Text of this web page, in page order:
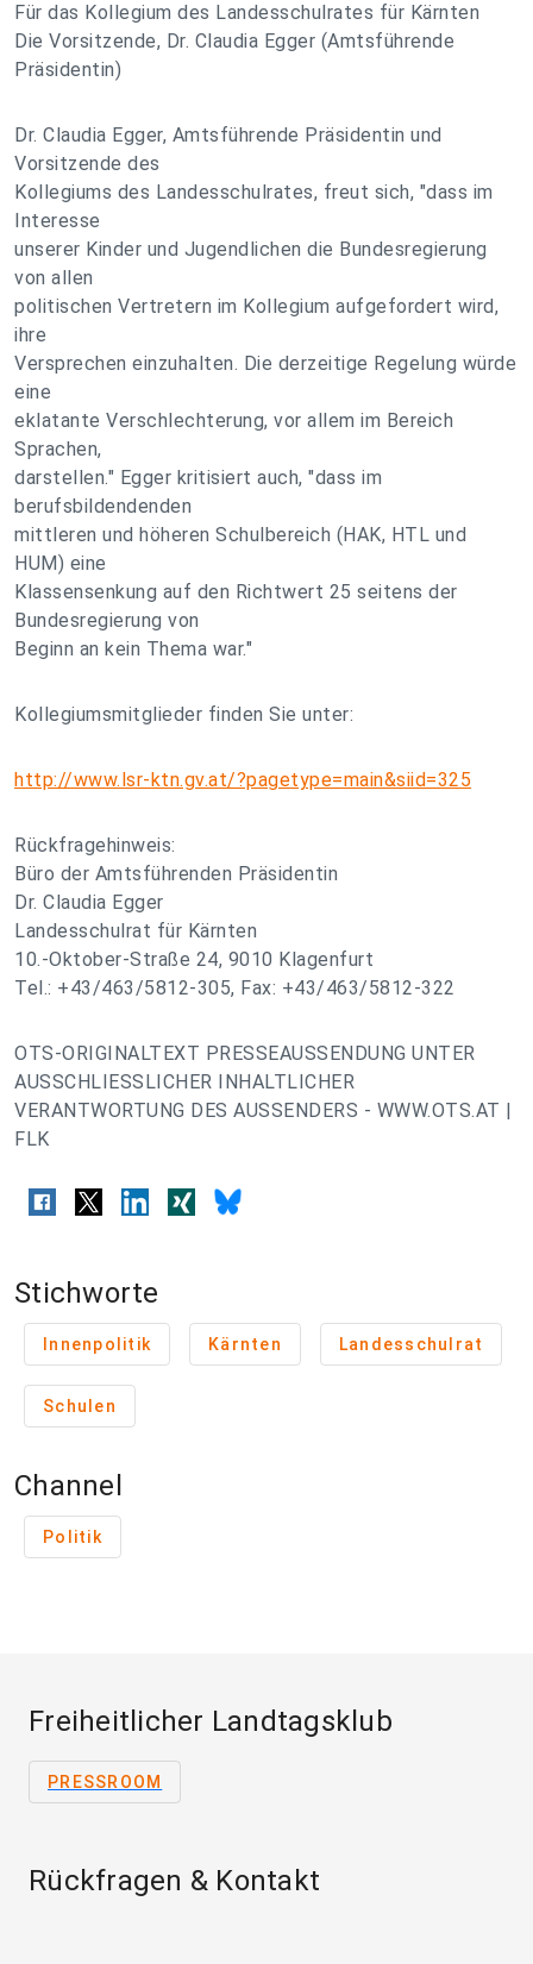
Für das Kollegium des Landesschulrates für Kärnten
Die Vorsitzende, Dr. Claudia Egger (Amtsführende
Präsidentin)
Dr. Claudia Egger, Amtsführende Präsidentin und
Vorsitzende des
Kollegiums des Landesschulrates, freut sich, "dass im
Interesse
unserer Kinder und Jugendlichen die Bundesregierung
von allen
politischen Vertretern im Kollegium aufgefordert wird,
ihre
Versprechen einzuhalten. Die derzeitige Regelung würde
eine
eklatante Verschlechterung, vor allem im Bereich
Sprachen,
darstellen." Egger kritisiert auch, "dass im
berufsbildendenden
mittleren und höheren Schulbereich (HAK, HTL und
HUM) eine
Klassensenkung auf den Richtwert 25 seitens der
Bundesregierung von
Beginn an kein Thema war."
Kollegiumsmitglieder finden Sie unter:
http://www.lsr-ktn.gv.at/?pagetype=main&siid=325
Rückfragehinweis:
Büro der Amtsführenden Präsidentin
Dr. Claudia Egger
Landesschulrat für Kärnten
10.-Oktober-Straße 24, 9010 Klagenfurt
Tel.: +43/463/5812-305, Fax: +43/463/5812-322
OTS-ORIGINALTEXT PRESSEAUSSENDUNG UNTER
AUSSCHLIESSLICHER INHALTLICHER
VERANTWORTUNG DES AUSSENDERS - WWW.OTS.AT |
FLK
Stichworte
Innenpolitik Kärnten Landesschulrat
Schulen
Channel
Politik
Freiheitlicher Landtagsklub
PRESSROOM
Rückfragen & Kontakt